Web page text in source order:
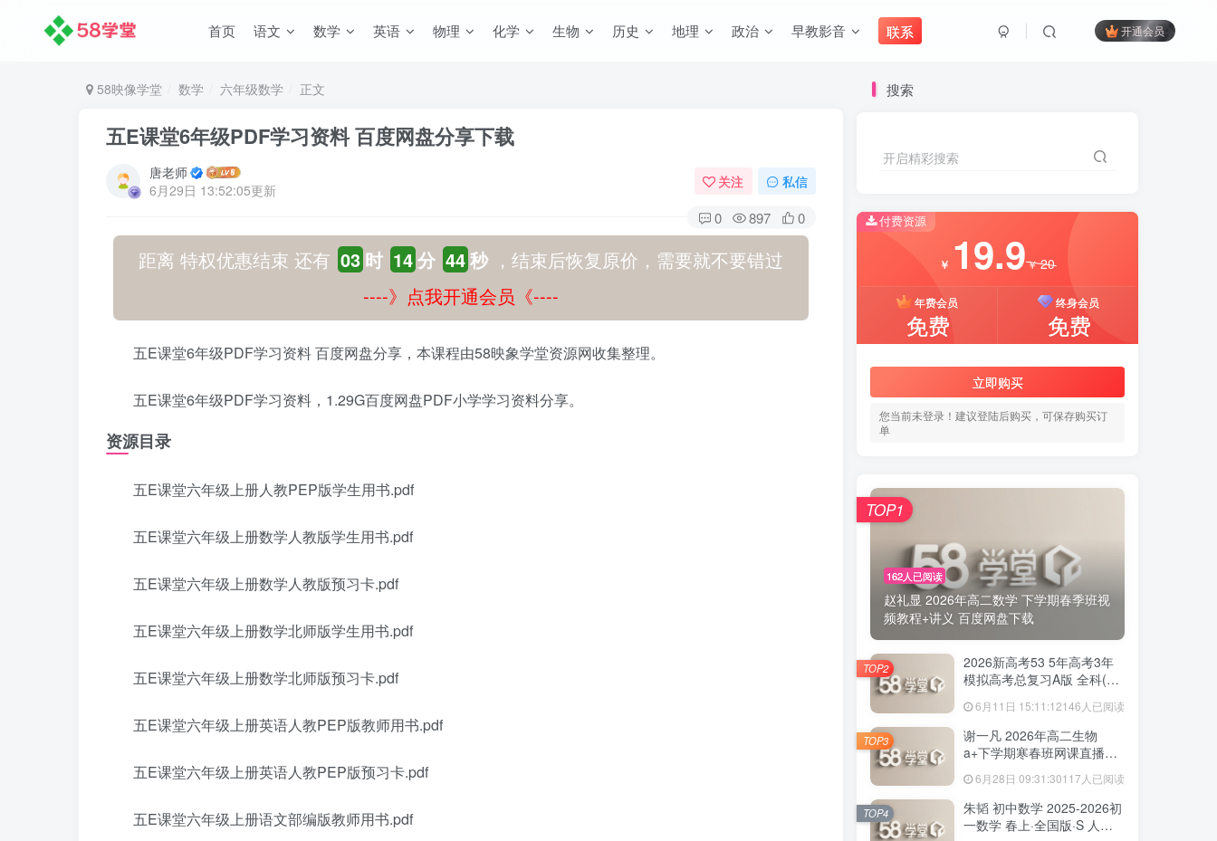
首页 语文 数学 英语 物理 化学 生物 历史 地理 政治 早教影音 联系 开通会员
58映像学堂 数学 六年级数学 正文
五E课堂6年级PDF学习资料 百度网盘分享下载
唐老师
6月29日 13:52:05更新
关注 私信
0 897 0
距离 特权优惠结束 还有 03 时 14分 43秒，结束后恢复原价，需要就不要错过
----》点我开通会员《----
五E课堂6年级PDF学习资料 百度网盘分享，本课程由58映象学堂资源网收集整理。
五E课堂6年级PDF学习资料，1.29G百度网盘PDF小学学习资料分享。
资源目录
五E课堂六年级上册人教PEP版学生用书.pdf
五E课堂六年级上册数学人教版学生用书.pdf
五E课堂六年级上册数学人教版预习卡.pdf
五E课堂六年级上册数学北师版学生用书.pdf
五E课堂六年级上册数学北师版预习卡.pdf
五E课堂六年级上册英语人教PEP版教师用书.pdf
五E课堂六年级上册英语人教PEP版预习卡.pdf
五E课堂六年级上册语文部编版教师用书.pdf
搜索
开启精彩搜索
付费资源
￥ 19.9￥20
年费会员
免费
终身会员
免费
立即购买
您当前未登录！建议登陆后购买，可保存购买订
单
162人已阅读
赵礼显 2026年高二数学 下学期春季班视
频教程+讲义 百度网盘下载
TOP1
2026新高考53 5年高考3年
模拟高考总复习A版 全科(无
6月11日 15:11:12146人已阅读
TOP2
谢一凡 2026年高二生物
a+下学期寒春班网课直播教
6月28日 09:31:30117人已阅读
TOP3
朱韬 初中数学 2025-2026初
一数学 春上·全国版·S 人教
TOP4